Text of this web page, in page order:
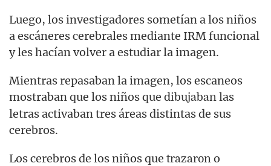
Luego, los investigadores sometían a los niños
a escáneres cerebrales mediante IRM funcional
y les hacían volver a estudiar la imagen.
Mientras repasaban la imagen, los escaneos
mostraban que los niños que dibujaban las
letras activaban tres áreas distintas de sus
cerebros.
Los cerebros de los niños que trazaron o